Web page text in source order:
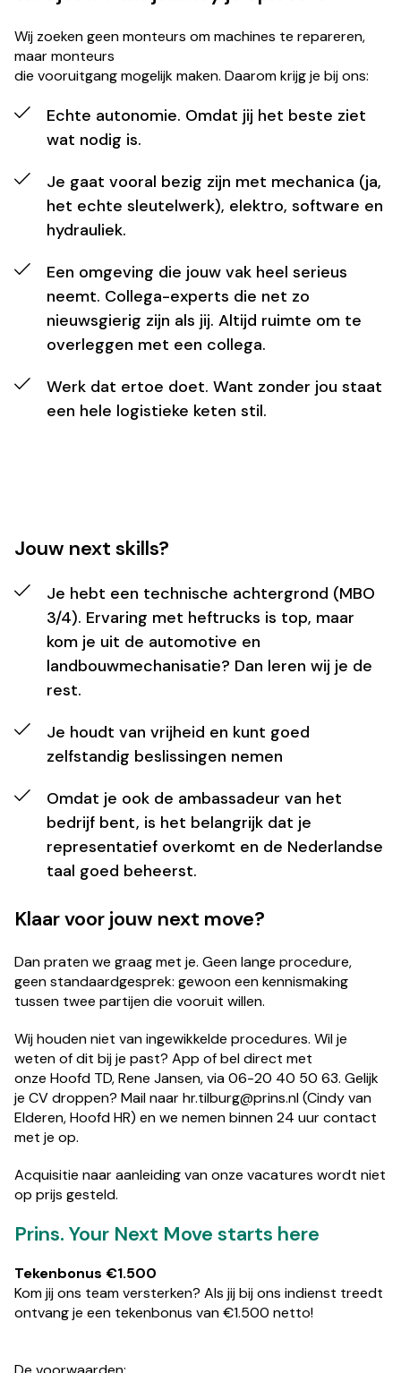
Wij zoeken geen monteurs om machines te repareren,
maar monteurs
die vooruitgang mogelijk maken. Daarom krijg je bij ons:
Echte autonomie. Omdat jij het beste ziet
wat nodig is.
Je gaat vooral bezig zijn met mechanica (ja,
het echte sleutelwerk), elektro, software en
hydrauliek.
Een omgeving die jouw vak heel serieus
neemt. Collega-experts die net zo
nieuwsgierig zijn als jij. Altijd ruimte om te
overleggen met een collega.
Werk dat ertoe doet. Want zonder jou staat
een hele logistieke keten stil.
Jouw next skills?
Je hebt een technische achtergrond (MBO
3/4). Ervaring met heftrucks is top, maar
kom je uit de automotive en
landbouwmechanisatie? Dan leren wij je de
rest.
Je houdt van vrijheid en kunt goed
zelfstandig beslissingen nemen
Omdat je ook de ambassadeur van het
bedrijf bent, is het belangrijk dat je
representatief overkomt en de Nederlandse
taal goed beheerst.
Klaar voor jouw next move?
Dan praten we graag met je. Geen lange procedure,
geen standaardgesprek: gewoon een kennismaking
tussen twee partijen die vooruit willen.
Wij houden niet van ingewikkelde procedures. Wil je
weten of dit bij je past? App of bel direct met
onze Hoofd TD, Rene Jansen, via 06-20 40 50 63. Gelijk
je CV droppen? Mail naar hr.tilburg@prins.nl (Cindy van
Elderen, Hoofd HR) en we nemen binnen 24 uur contact
met je op.
Acquisitie naar aanleiding van onze vacatures wordt niet
op prijs gesteld.
Prins. Your Next Move starts here
Tekenbonus €1.500
Kom jij ons team versterken? Als jij bij ons indienst treedt
ontvang je een tekenbonus van €1.500 netto!